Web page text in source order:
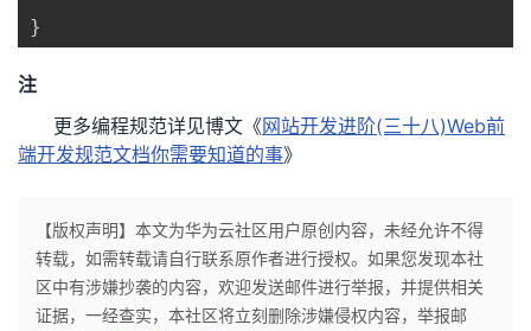
}
注
更多编程规范详见博文《网站开发进阶(三十八)Web前
端开发规范文档你需要知道的事》
【版权声明】本文为华为云社区用户原创内容，未经允许不得
转载，如需转载请自行联系原作者进行授权。如果您发现本社
区中有涉嫌抄袭的内容，欢迎发送邮件进行举报，并提供相关
证据，一经查实，本社区将立刻删除涉嫌侵权内容，举报邮